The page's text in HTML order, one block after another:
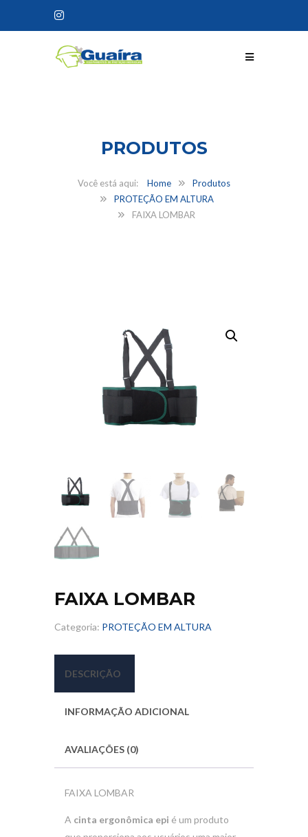
PRODUTOS
Home
Produtos
PROTEÇÃO EM ALTURA
FAIXA LOMBAR
FAIXA LOMBAR
Categoria: PROTEÇÃO EM ALTURA
DESCRIÇÃO
INFORMAÇÃO ADICIONAL
AVALIAÇÕES (0)
FAIXA LOMBAR
A cinta ergonômica epi é um produto